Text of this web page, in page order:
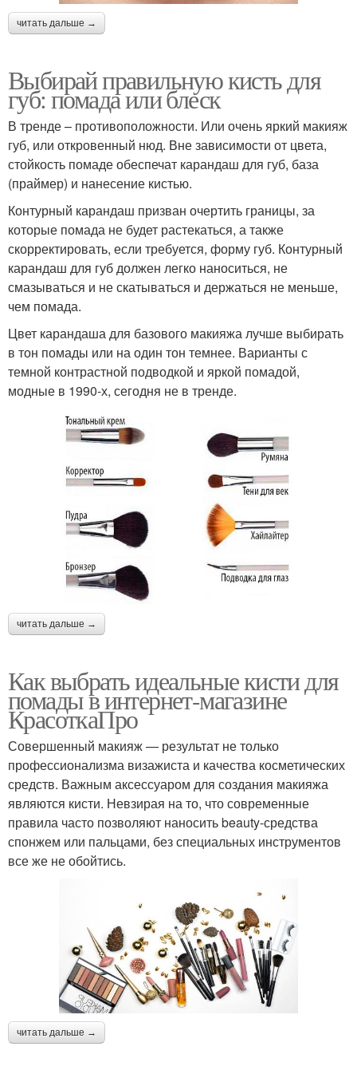
читать дальше →
Выбирай правильную кисть для
губ: помада или блеск
В тренде – противоположности. Или очень яркий макияж
губ, или откровенный нюд. Вне зависимости от цвета,
стойкость помаде обеспечат карандаш для губ, база
(праймер) и нанесение кистью.
Контурный карандаш призван очертить границы, за
которые помада не будет растекаться, а также
скорректировать, если требуется, форму губ. Контурный
карандаш для губ должен легко наноситься, не
смазываться и не скатываться и держаться не меньше,
чем помада.
Цвет карандаша для базового макияжа лучше выбирать
в тон помады или на один тон темнее. Варианты с
темной контрастной подводкой и яркой помадой,
модные в 1990-х, сегодня не в тренде.
читать дальше →
Как выбрать идеальные кисти для
помады в интернет-магазине
КрасоткаПро
Совершенный макияж — результат не только
профессионализма визажиста и качества косметических
средств. Важным аксессуаром для создания макияжа
являются кисти. Невзирая на то, что современные
правила часто позволяют наносить beauty-средства
спонжем или пальцами, без специальных инструментов
все же не обойтись.
читать дальше →